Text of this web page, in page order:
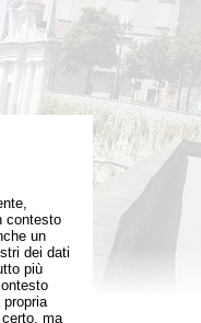
contesto
un
dei dati
più
ma